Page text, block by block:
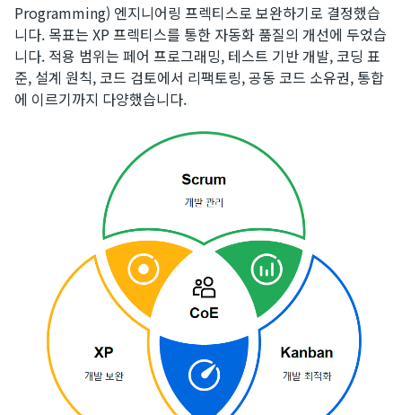
Programming) 엔지니어링 프렉티스로 보완하기로 결정했습
니다. 목표는 XP 프렉티스를 통한 자동화 품질의 개선에 두었습
니다. 적용 범위는 페어 프로그래밍, 테스트 기반 개발, 코딩 표
준, 설계 원칙, 코드 검토에서 리팩토링, 공동 코드 소유권, 통합
에 이르기까지 다양했습니다.